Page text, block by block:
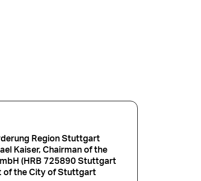
Region Stuttgart
Kaiser, Chairman of the
(HRB 725890 Stuttgart
of the City of Stuttgart